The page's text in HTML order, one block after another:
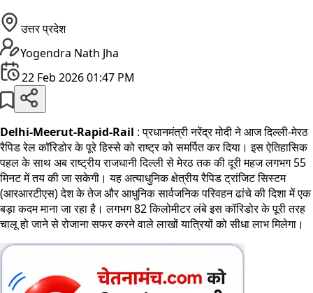
उत्तर प्रदेश
Yogendra Nath Jha
22 Feb 2026 01:47 PM
Delhi-Meerut-Rapid-Rail : प्रधानमंत्री नरेंद्र मोदी ने आज दिल्ली-मेरठ
रैपिड रेल कॉरिडोर के पूरे हिस्से को राष्ट्र को समर्पित कर दिया। इस ऐतिहासिक
पहल के साथ अब राष्ट्रीय राजधानी दिल्ली से मेरठ तक की दूरी महज लगभग 55
मिनट में तय की जा सकेगी। यह अत्याधुनिक क्षेत्रीय रैपिड ट्रांजिट सिस्टम
(आरआरटीएस) देश के तेज और आधुनिक सार्वजनिक परिवहन ढांचे की दिशा में एक
बड़ा कदम माना जा रहा है। लगभग 82 किलोमीटर लंबे इस कॉरिडोर के पूरी तरह
चालू हो जाने से रोजाना सफर करने वाले लाखों यात्रियों को सीधा लाभ मिलेगा।